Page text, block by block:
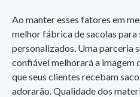
Ao manter esses fatores em
melhor fábrica de sacolas para
personalizados. Uma parceria
confiável melhorará a imagem
que seus clientes recebam
adorarão. Qualidade dos